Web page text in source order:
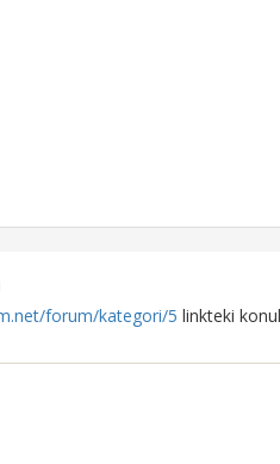
forum/kategori/5 linkteki